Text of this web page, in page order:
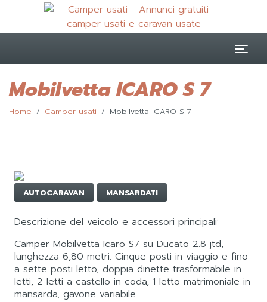
Mobilvetta ICARO S 7
Home Camper usati Mobilvetta ICARO S 7
AUTOCARAVAN MANSARDATI
Descrizione del veicolo e accessori principali:
Camper Mobilvetta Icaro S7 su Ducato 2.8 jtd,
lunghezza 6,80 metri. Cinque posti in viaggio e fino
a sette posti letto, doppia dinette trasformabile in
letti, 2 letti a castello in coda, 1 letto matrimoniale in
mansarda, gavone variabile.